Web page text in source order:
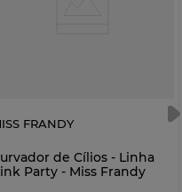
FRANDY
de Cílios - Linha
Party - Miss Frandy